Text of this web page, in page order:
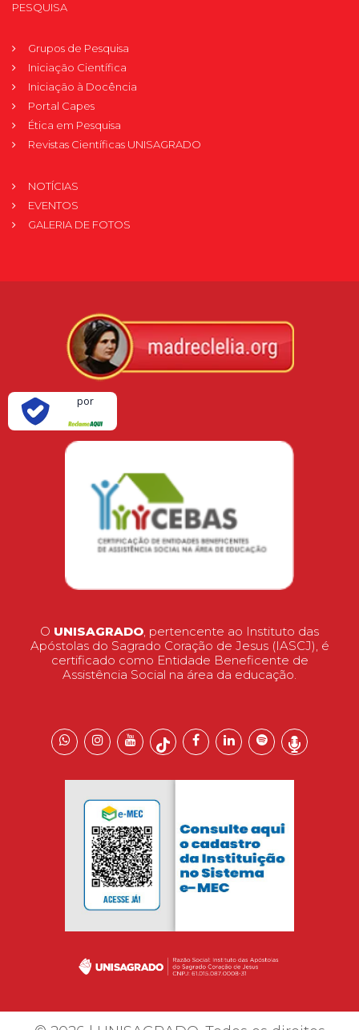
PESQUISA
Grupos de Pesquisa
Iniciação Científica
Iniciação à Docência
Portal Capes
Ética em Pesquisa
Revistas Científicas UNISAGRADO
NOTÍCIAS
EVENTOS
GALERIA DE FOTOS
por
O UNISAGRADO, pertencente ao Instituto das
Apóstolas do Sagrado Coração de Jesus (IASCJ), é
certificado como Entidade Beneficente de
Assistência Social na área da educação.